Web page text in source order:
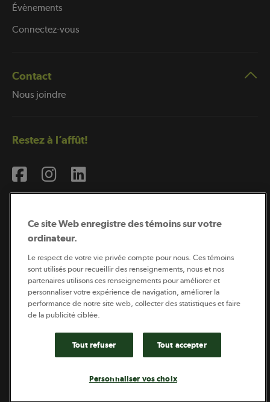
Évènements
Connectez-vous
Contact
Nous joindre
Restez à l’affût!
Coopérateur est publié par Sollio Groupe Coopératif.
Il est l’outil d’information de la coopération agricole
québécoise.
Ce site Web enregistre des témoins sur votre
ordinateur.
Le respect de votre vie privée compte pour nous. Ces témoins
sont utilisés pour recueillir des renseignements, nous et nos
partenaires utilisons ces renseignements pour améliorer et
personnaliser votre expérience de navigation, améliorer la
performance de notre site web, collecter des statistiques et faire
de la publicité ciblée.
Tout refuser Tout accepter
Personnaliser vos choix